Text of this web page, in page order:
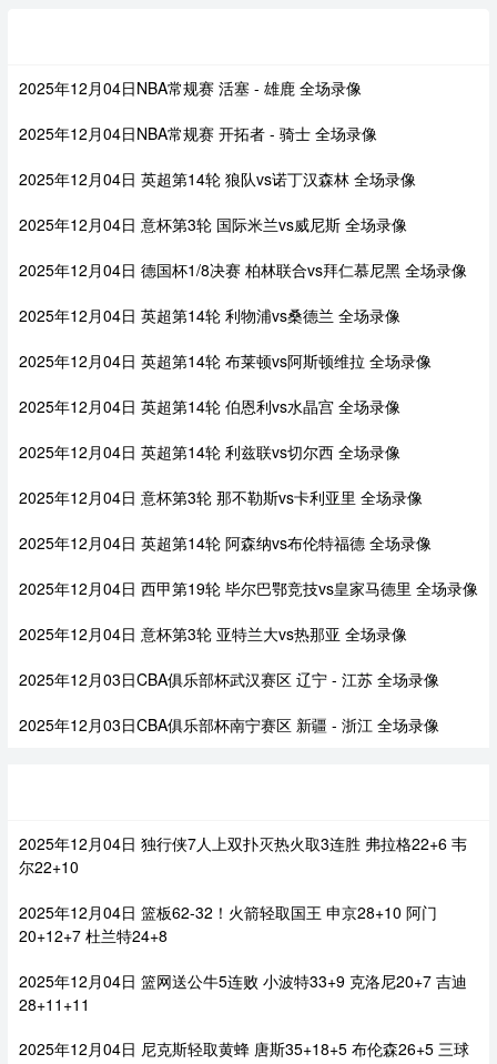
2025年12月04日NBA常规赛 活塞 - 雄鹿 全场录像
2025年12月04日NBA常规赛 开拓者 - 骑士 全场录像
2025年12月04日 英超第14轮 狼队vs诺丁汉森林 全场录像
2025年12月04日 意杯第3轮 国际米兰vs威尼斯 全场录像
2025年12月04日 德国杯1/8决赛 柏林联合vs拜仁慕尼黑 全场录像
2025年12月04日 英超第14轮 利物浦vs桑德兰 全场录像
2025年12月04日 英超第14轮 布莱顿vs阿斯顿维拉 全场录像
2025年12月04日 英超第14轮 伯恩利vs水晶宫 全场录像
2025年12月04日 英超第14轮 利兹联vs切尔西 全场录像
2025年12月04日 意杯第3轮 那不勒斯vs卡利亚里 全场录像
2025年12月04日 英超第14轮 阿森纳vs布伦特福德 全场录像
2025年12月04日 西甲第19轮 毕尔巴鄂竞技vs皇家马德里 全场录像
2025年12月04日 意杯第3轮 亚特兰大vs热那亚 全场录像
2025年12月03日CBA俱乐部杯武汉赛区 辽宁 - 江苏 全场录像
2025年12月03日CBA俱乐部杯南宁赛区 新疆 - 浙江 全场录像
2025年12月04日 独行侠7人上双扑灭热火取3连胜 弗拉格22+6 韦
尔22+10
2025年12月04日 篮板62-32！火箭轻取国王 申京28+10 阿门
20+12+7 杜兰特24+8
2025年12月04日 篮网送公牛5连败 小波特33+9 克洛尼20+7 吉迪
28+11+11
2025年12月04日 尼克斯轻取黄蜂 唐斯35+18+5 布伦森26+5 三球